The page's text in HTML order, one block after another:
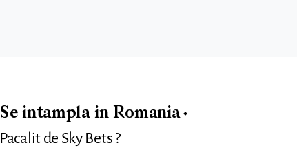
Se intampla in Romania
Pacalit de Sky Bets ?